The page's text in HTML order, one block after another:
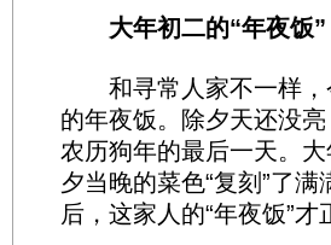
大年初二的“年夜饭”
和寻常人家不一样，
的年夜饭。除夕天还没
农历狗年的最后一天。
夕当晚的菜色“复刻”了
后，这家人的“年夜饭”才